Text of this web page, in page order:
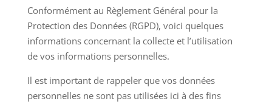
Conformément au Règlement Général pour la
Protection des Données (RGPD), voici quelques
informations concernant la collecte et l’utilisation
de vos informations personnelles.
Il est important de rappeler que vos données
personnelles ne sont pas utilisées ici à des fins